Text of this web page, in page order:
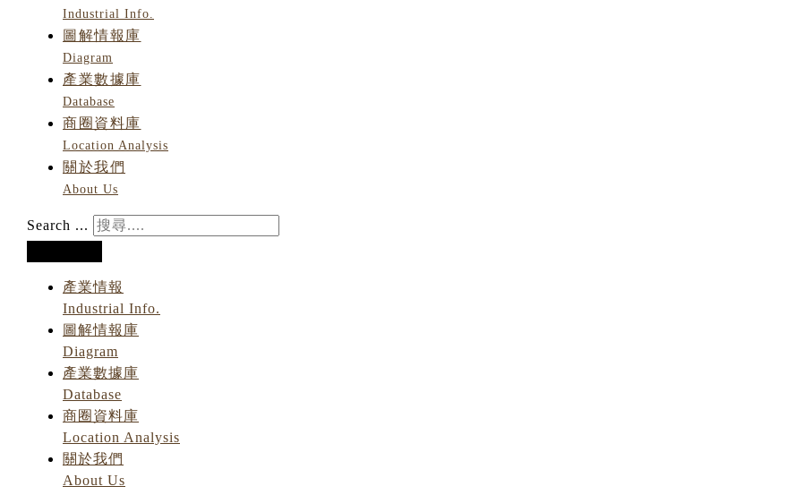
Industrial Info.
圖解情報庫
Diagram
產業數據庫
Database
商圈資料庫
Location Analysis
關於我們
About Us
Search ...
產業情報
Industrial Info.
圖解情報庫
Diagram
產業數據庫
Database
商圈資料庫
Location Analysis
關於我們
About Us